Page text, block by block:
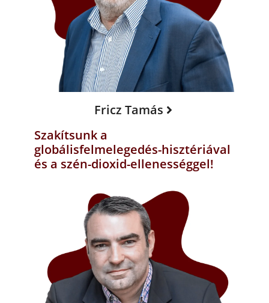
Fricz Tamás
Szakítsunk a
globálisfelmelegedés-hisztériával
és a szén-dioxid-ellenességgel!